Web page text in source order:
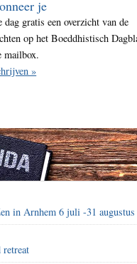
je
dag gratis een overzicht van de
op het Boeddhistisch
mailbox.
»
in Arnhem 6 juli -31 augustus
retreat